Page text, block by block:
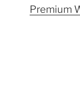
Premium